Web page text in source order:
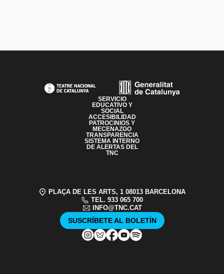
SERVICIO
EDUCATIVO Y
SOCIAL
ACCESIBILIDAD
PATROCINIOS Y
MECENAZGO
TRANSPARENCIA
SISTEMA INTERNO
DE ALERTAS DEL
TNC
PLAÇA DE LES ARTS, 1 08013 BARCELONA
TEL. 933 065 700
INFO@TNC.CAT
SUSCRÍBETE AL BOLETÍN